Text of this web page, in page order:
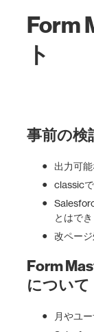
Form
ト
事前の検
出力可
classic
とはでき
改ページ
Form
について
月やユ